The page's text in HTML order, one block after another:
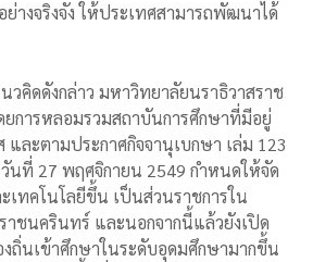
างจริงจัง ให้ประเทศสามารถพัฒนาได้
คิดดังกล่าว มหาวิทยาลัยนราธิวาสราช
การหลอมรวมสถาบันการศึกษาที่มีอยู่
และตามประกาศกิจจานุเบกษา เล่ม 123
นที่ 27 พฤศจิกายน 2549 กำหนดให้จัด
เทคโนโลยีขึ้น เป็นส่วนราชการใน
าชนครินทร์ และนอกจากนี้แล้วยังเปิด
งถิ่นเข้าศึกษาในระดับอุดมศึกษามากขึ้น